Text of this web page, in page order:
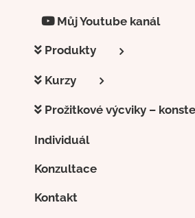
Můj Youtube kanál
Produkty
Kurzy
Prožitkové výcviky –
Individuál
Konzultace
Kontakt